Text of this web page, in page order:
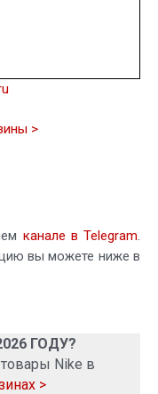
>
канале в Telegram.
вы можете ниже в
ГОДУ?
Nike в
>